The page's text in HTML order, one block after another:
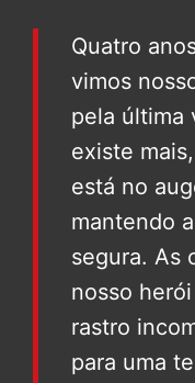
Quatro
vimos
pela última
existe
está no
mantendo
segura. As
nosso
rastro
para uma